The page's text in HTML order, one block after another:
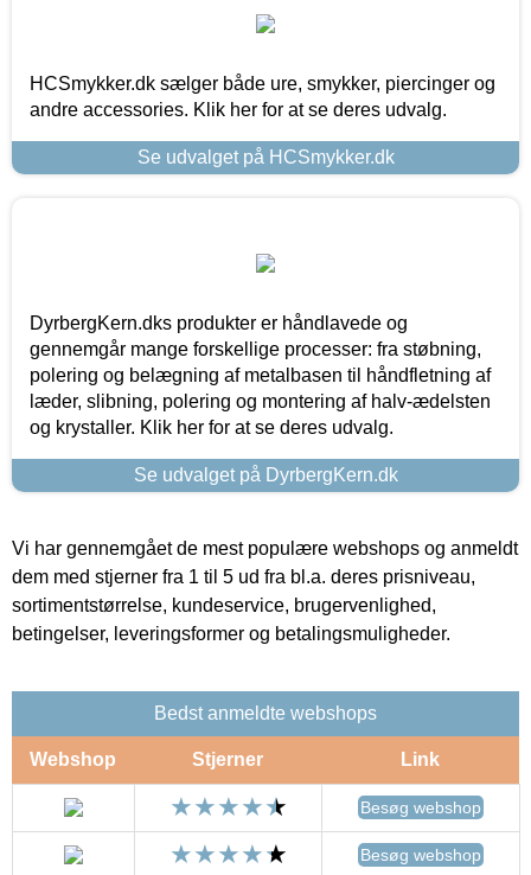
HCSmykker.dk sælger både ure, smykker, piercinger og
andre accessories. Klik her for at se deres udvalg.
Se udvalget på HCSmykker.dk
DyrbergKern.dks produkter er håndlavede og
gennemgår mange forskellige processer: fra støbning,
polering og belægning af metalbasen til håndfletning af
læder, slibning, polering og montering af halv-ædelsten
og krystaller. Klik her for at se deres udvalg.
Se udvalget på DyrbergKern.dk
Vi har gennemgået de mest populære webshops og anmeldt
dem med stjerner fra 1 til 5 ud fra bl.a. deres prisniveau,
sortimentstørrelse, kundeservice, brugervenlighed,
betingelser, leveringsformer og betalingsmuligheder.
Bedst anmeldte webshops
Webshop Stjerner Link
Besøg webshop
Besøg webshop